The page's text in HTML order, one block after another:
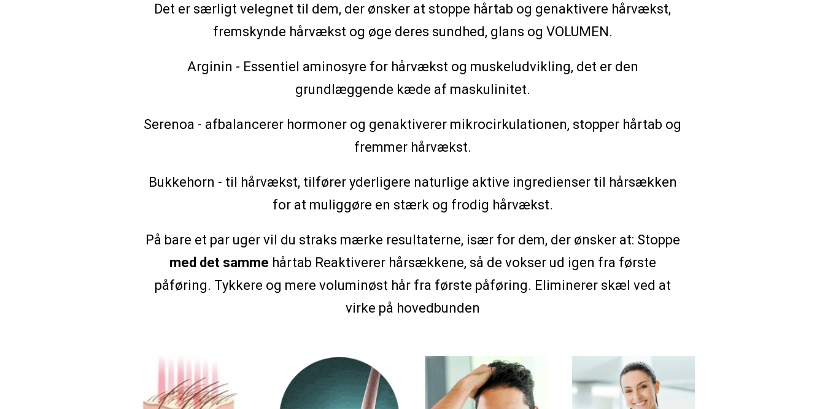
Det er særligt velegnet til dem, der ønsker at stoppe hårtab og genaktivere hårvækst,
fremskynde hårvækst og øge deres sundhed, glans og VOLUMEN.
Arginin - Essentiel aminosyre for hårvækst og muskeludvikling, det er den
grundlæggende kæde af maskulinitet.
Serenoa - afbalancerer hormoner og genaktiverer mikrocirkulationen, stopper hårtab og
fremmer hårvækst.
Bukkehorn - til hårvækst, tilfører yderligere naturlige aktive ingredienser til hårsækken
for at muliggøre en stærk og frodig hårvækst.
På bare et par uger vil du straks mærke resultaterne, især for dem, der ønsker at: Stoppe
med det samme hårtab Reaktiverer hårsækkene, så de vokser ud igen fra første
påføring. Tykkere og mere voluminøst hår fra første påføring. Eliminerer skæl ved at
virke på hovedbunden